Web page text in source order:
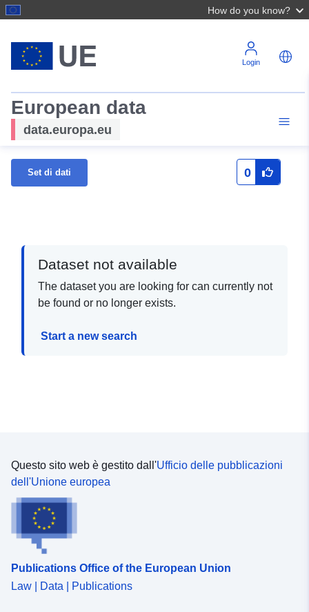
How do you know?
Login
European data
data.europa.eu
Set di dati 0
Dataset not available
The dataset you are looking for can currently not
be found or no longer exists.
Start a new search
Questo sito web è gestito dall'Ufficio delle pubblicazioni
dell'Unione europea
Publications Office of the European Union
Law | Data | Publications